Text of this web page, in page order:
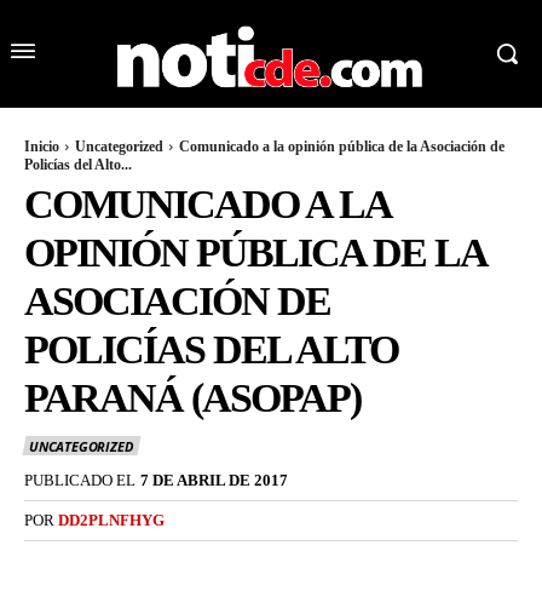
Inicio Uncategorized
Comunicado a la opinión pública de la Asociación de
Policías del Alto...
COMUNICADO A LA
OPINIÓN PÚBLICA DE LA
ASOCIACIÓN DE
POLICÍAS DEL ALTO
PARANÁ (ASOPAP)
UNCATEGORIZED
PUBLICADO EL 7 DE ABRIL DE 2017
POR DD2PLNFHYG